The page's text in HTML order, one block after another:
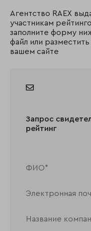
Агентство RAEX
участникам
заполните форму
файл или
вашем сайте
Запрос
рейтинг